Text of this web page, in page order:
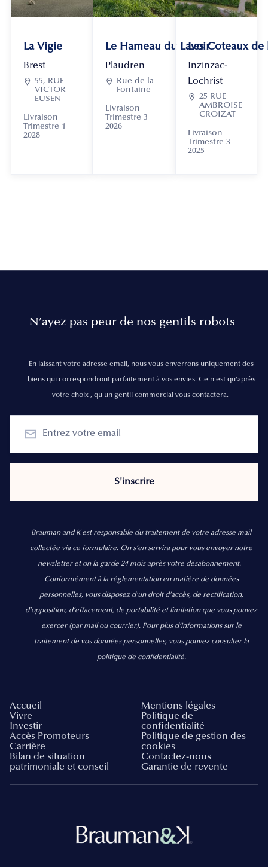
La Vigie
Brest
 55, RUE
VICTOR
EUSEN
Livraison
Trimestre 1
2028
Le Hameau du Lavoir
Plaudren

Rue de la
Fontaine
Livraison
Trimestre 3
2026
Les Coteaux
Inzinzac-
Lochrist
 25 RUE
AMBROISE
CROIZAT
Livraison
Trimestre 3
2025
N’ayez pas peur de nos gentils robots
En laissant votre adresse email, nous vous enverrons uniquement des
biens qui correspondront parfaitement à vos envies. Ce n'est qu'après
votre choix , qu'un gentil commercial vous contactera.
Brauman and K est responsable du traitement de votre adresse mail
collectée via ce formulaire. On s’en servira pour vous envoyer notre
newsletter et on la garde 24 mois après votre désabonnement.
Conformément à la réglementation en matière de données
personnelles, vous disposez d'un droit d'accès, de rectification,
d’opposition, d’effacement, de portabilité et limitation que vous pouvez
exercer (par mail ou courrier). Pour plus d’informations sur le
traitement de vos données personnelles, vous pouvez consulter la
politique de confidentialité.
Accueil
Vivre
Investir
Accès Promoteurs
Carrière
Bilan de situation
patrimoniale et conseil
Mentions légales
Politique de
confidentialité
Politique de gestion des
cookies
Contactez-nous
Garantie de revente